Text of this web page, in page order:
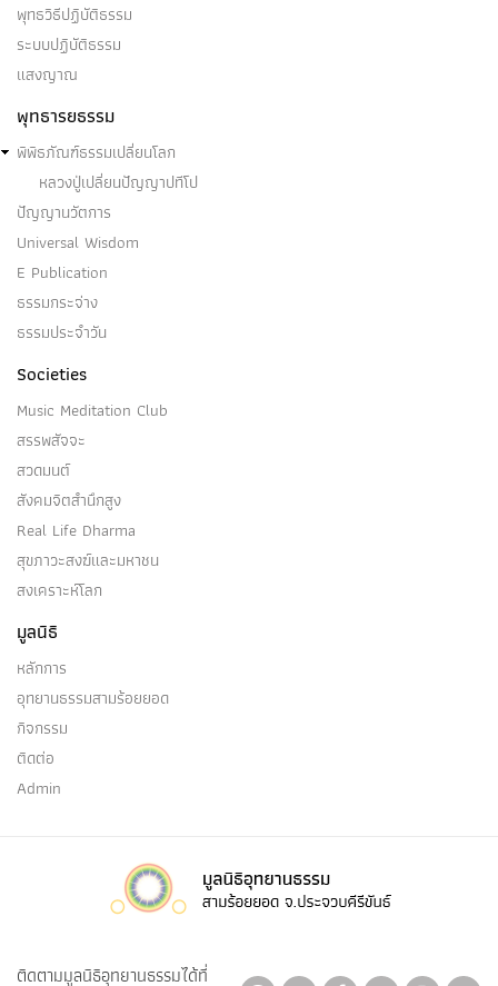
โสดาบัน คือ อริยบุคคล บุคคลผู้ปฏิบัติเพื่อละสังโยชน์
สัสสตทิฐิ
พุทธวิธีปฏิบัติธรรม
ระบบปฏิบัติธรรม
แสงญาณ
พุทธารยธรรม
พิพิธภัณฑ์ธรรมเปลี่ยนโลก
หลวงปู่เปลี่ยนปัญญาปทีโป
ปัญญานวัตการ
Universal Wisdom
E Publication
ธรรมกระจ่าง
ธรรมประจำวัน
Societies
Music Meditation Club
สรรพสัจจะ
สวดมนต์
สังคมจิตสำนึกสูง
Real Life Dharma
สุขภาวะสงฆ์และมหาชน
สงเคราะห์โลก
มูลนิธิ
หลักการ
อุทยานธรรมสามร้อยยอด
กิจกรรม
ติดต่อ
Admin
ติดตามมูลนิธิอุทยานธรรมได้ที่